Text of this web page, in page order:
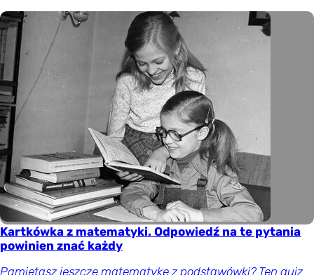
Kartkówka z matematyki. Odpowiedź na te pytania
powinien znać każdy
Pamiętasz jeszcze matematykę z podstawówki? Ten quiz